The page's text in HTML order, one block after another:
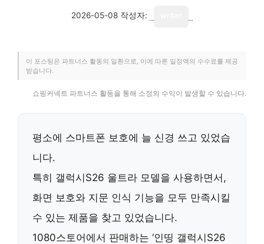
2026-05-08 작성자:
이 포스팅은 파트너스 활동의 일환으로, 이에 따른 일정액의 수수료를 제공
받습니다.
쇼핑커넥트 파트너스 활동을 통해 소정의 수익이 발생할 수 있습니다.
평소에 스마트폰 보호에 늘 신경 쓰고 있었습
니다.
특히 갤럭시S26 울트라 모델을 사용하면서,
화면 보호와 지문 인식 기능을 모두 만족시킬
수 있는 제품을 찾고 있었습니다.
1080스토어에서 판매하는 ‘인띵 갤럭시S26